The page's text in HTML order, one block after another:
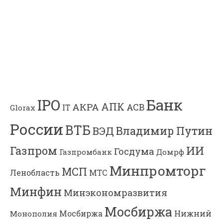
Glorax IPO IT АКРА АПК АСВБанк
РоссииВТБВЭДВладимир Путин
Газпром Газпромбанк Госдума Домрф ИИ
Ленобласть МСП МТС Минпромторг
Минфин Минэкономразвития
Монополия Мосбиржа Мосбиржа Нижний